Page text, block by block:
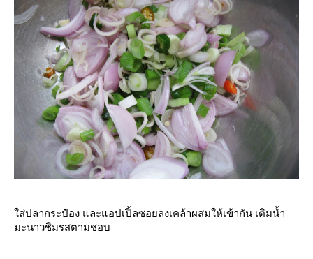
ส่ปลากระป๋อง และแอปเปิ้ลซอยลงเคล้าผสมให้เข้ากัน เติมน้ำ
มะนาวชิมรสตามชอบ